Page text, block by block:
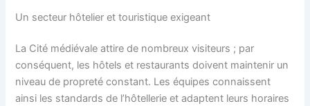
Un secteur hôtelier et touristique exigeant
La Cité médiévale attire de nombreux visiteurs ; par
conséquent, les hôtels et restaurants doivent maintenir un
niveau de propreté constant. Les équipes connaissent
ainsi les standards de l’hôtellerie et adaptent leurs horaires